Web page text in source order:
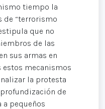
tiempo la
de “terrorismo
que no
de las
sus armas en
estos mecanismos
la protesta
de
a pequeños